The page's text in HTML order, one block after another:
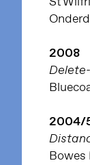
2008
2004/
Bowes